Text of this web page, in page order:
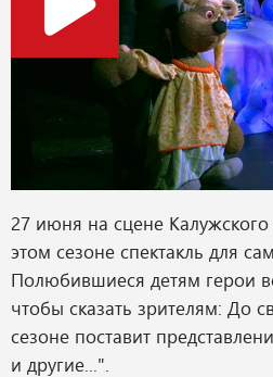
27 июня на сцене
этом сезоне спектакль для
Полюбившиеся детям герои
чтобы сказать зрителям: До
сезоне поставит
и другие...".